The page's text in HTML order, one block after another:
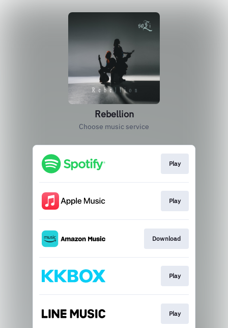
Rebellion
Choose music service
Play
Play
Download
Play
Play